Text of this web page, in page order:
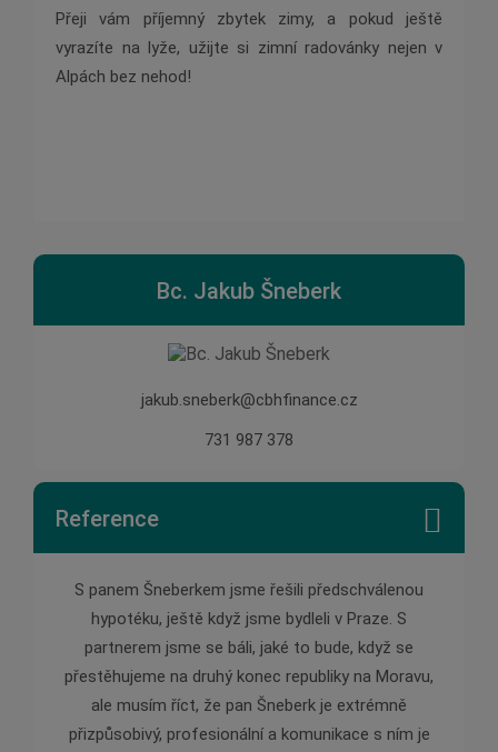
Přeji vám příjemný zbytek zimy, a pokud ještě
vyrazíte na lyže, užijte si zimní radovánky nejen v
Alpách bez nehod!
Bc. Jakub Šneberk
jakub.sneberk@cbhfinance.cz
731 987 378
Reference
S panem Šneberkem jsme řešili předschválenou
hypotéku, ještě když jsme bydleli v Praze. S
partnerem jsme se báli, jaké to bude, když se
přestěhujeme na druhý konec republiky na Moravu,
ale musím říct, že pan Šneberk je extrémně
přizpůsobivý, profesionální a komunikace s ním je